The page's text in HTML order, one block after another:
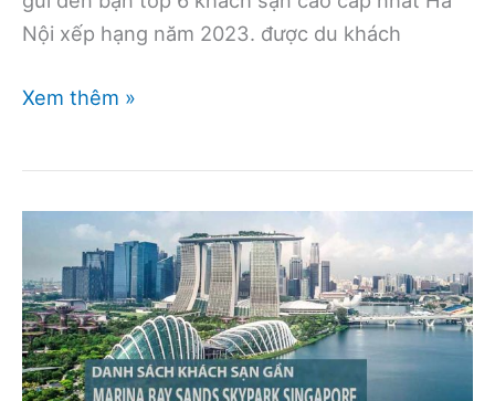
Nội xếp hạng năm 2023. được du khách
Top
nhất
Hà
Nội
xếp
Xem thêm »